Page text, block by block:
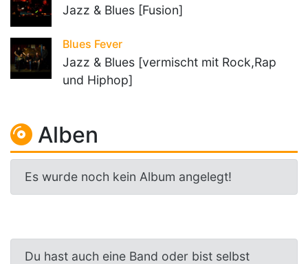
Jazz & Blues [Fusion]
Blues Fever
Jazz & Blues [vermischt mit Rock,Rap
und Hiphop]
Alben
Es wurde noch kein Album angelegt!
Du hast auch eine Band oder bist selbst